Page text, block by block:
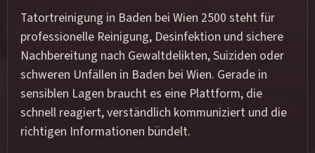
Tatortreinigung in Baden bei Wien 2500 steht für
professionelle Reinigung, Desinfektion und sichere
Nachbereitung nach Gewaltdelikten, Suiziden oder
schweren Unfällen in Baden bei Wien. Gerade in
sensiblen Lagen braucht es eine Plattform, die
schnell reagiert, verständlich kommuniziert und die
richtigen Informationen bündelt.